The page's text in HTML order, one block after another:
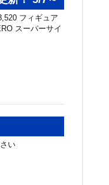
フィギュア
スーパーサイ
い